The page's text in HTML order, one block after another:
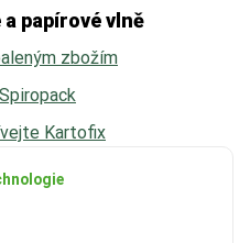
papírové vlně
zbožím
Kartofix